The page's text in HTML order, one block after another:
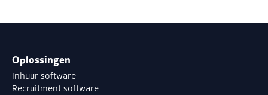
Oplossingen
Inhuur software
Recruitment software